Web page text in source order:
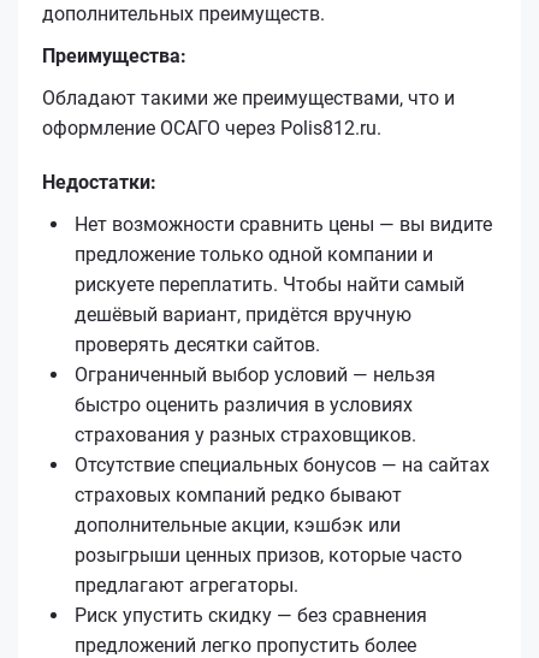
дополнительных преимуществ.
Преимущества:
Обладают такими же преимуществами, что и
оформление ОСАГО через Polis812.ru.
Недостатки:
Нет возможности сравнить цены — вы видите
предложение только одной компании и
рискуете переплатить. Чтобы найти самый
дешёвый вариант, придётся вручную
проверять десятки сайтов.
Ограниченный выбор условий — нельзя
быстро оценить различия в условиях
страхования у разных страховщиков.
Отсутствие специальных бонусов — на сайтах
страховых компаний редко бывают
дополнительные акции, кэшбэк или
розыгрыши ценных призов, которые часто
предлагают агрегаторы.
Риск упустить скидку — без сравнения
предложений легко пропустить более